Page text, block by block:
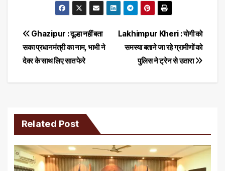
Post
navigation
Lakhimpur Kheri : योगी को
समस्या बताने जा रहे ग्रामीणों को
पुलिस ने ट्रेन से उतारा
Ghazipur : दूल्हा नहीं बता
सका प्रधानमंत्री का नाम, भाभी ने
देवर के साथ लिए सात फेरे
Related Post